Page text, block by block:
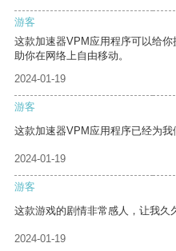
游客
这款加速器VPM应用程序可以给
助你在网络上自由移动。
2024-01-19
游客
这款加速器VPM应用程序已经为我
2024-01-19
游客
这款游戏的剧情非常感人，让我久
2024-01-19